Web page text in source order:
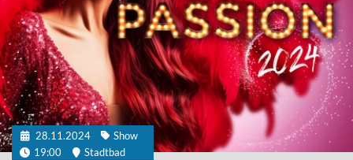
28.11.2024
Show
19:00
Stadtbad